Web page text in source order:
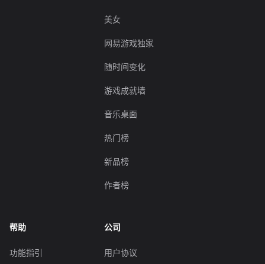
美女
网易游戏独家
随时间变化
游戏成就墙
音乐桌面
热门榜
新品榜
作者榜
帮助
功能指引
公司
用户协议